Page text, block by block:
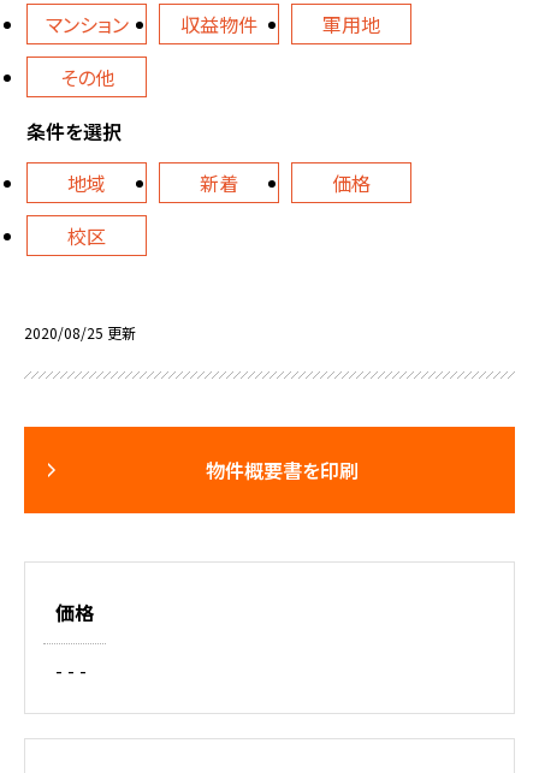
マンション
収益物件
軍用地
その他
条件を選択
地域
新着
価格
校区
2020/08/25 更新
物件概要書を印刷
価格
- - -